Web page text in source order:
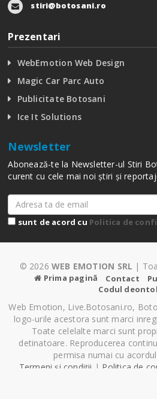
stiri@botosani.ro
Prezentari
WebEmotion Web Design
Magic Car Parc Auto
Publicitate Botosani
Ice It Solutions
Newsletter
Abonează-te la Newsletter-ul Stiri
curent cu cele mai noi știri și
sunt de acord cu Politica de
© 2026 WEB EMOTION SRL |
Prima pagină Contact
Codul
Web Emotion, Live.Botosani.ro,
logo-urile acestora sunt marci
Toate celelalte marci sunt
detinatoare. Reproducerea
permisa numai cu
Termeni și condiții | Politica de